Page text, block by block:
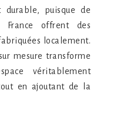
durable, puisque de
France offrent des
localement.
mesure transforme
véritablement
en ajoutant de la